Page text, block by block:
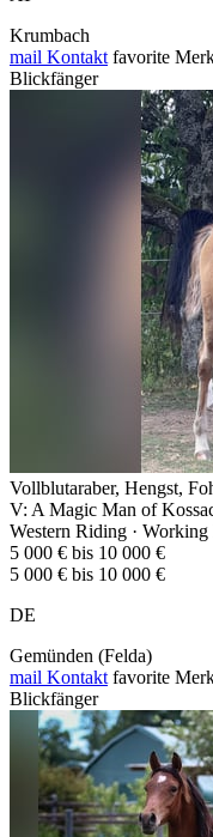
Krumbach
mail Kontakt favorite
Blickfänger
Vollblutaraber, Hengst,
V: A Magic Man of
Western Riding ·
5 000 € bis 10 000 €
5 000 € bis 10 000 €
DE
Gemünden (Felda)
mail Kontakt favorite
Blickfänger